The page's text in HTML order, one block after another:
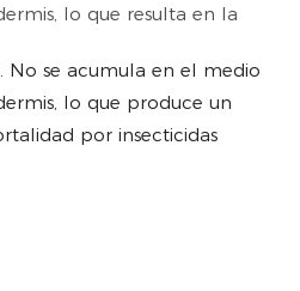
lo que resulta en la
No se acumula en el medio
lo que produce un
por insecticidas